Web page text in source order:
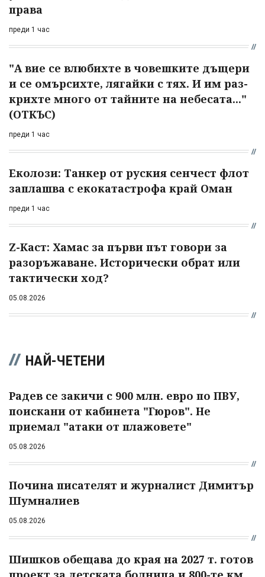
права
преди 1 час
"А вие се влюбихте в чо­вешките дъщери
и се омърсихте, лягайки с тях. И им раз­
крихте много от тайните на небесата..."
(ОТКЪС)
преди 1 час
Еколози: Танкер от руския сенчест флот
заплашва с екокатастрофа край Оман
преди 1 час
Z-Каст: Хамас за първи път говори за
разоръжаване. Исторически обрат или
тактически ход?
05.08.2026
НАЙ-ЧЕТЕНИ
Радев се закичи с 900 млн. евро по ПВУ,
поискани от кабинета "Гюров". Не
приемал "атаки от плажовете"
05.08.2026
Почина писателят и журналист Димитър
Шумналиев
05.08.2026
Шишков обещава до края на 2027 т. готов